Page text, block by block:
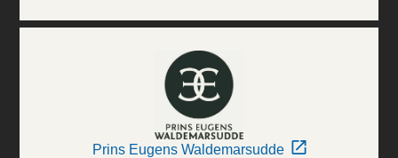
Prins Eugens Waldemarsudde